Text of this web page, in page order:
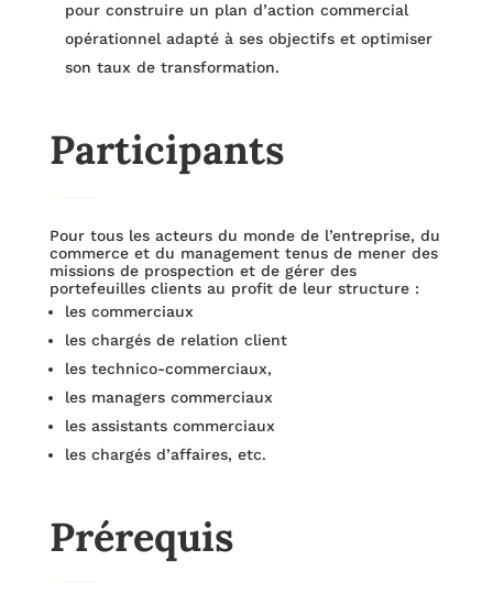
pour construire un plan d’action commercial
opérationnel adapté à ses objectifs et optimiser
son taux de transformation.
Participants
Pour tous les acteurs du monde de l’entreprise, du
commerce et du management tenus de mener des
missions de prospection et de gérer des
portefeuilles clients au profit de leur structure :
les commerciaux
les chargés de relation client
les technico-commerciaux,
les managers commerciaux
les assistants commerciaux
les chargés d’affaires, etc.
Prérequis